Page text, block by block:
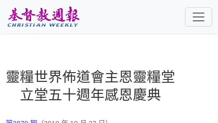
靈糧世界佈道會主恩靈糧堂
立堂五十週年感恩慶典